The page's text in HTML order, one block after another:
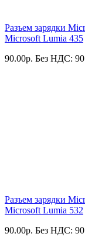
Разъем зарядки
Microsoft Lumia 435
90.00р. Без НДС:
Разъем зарядки
Microsoft Lumia 532
90.00р. Без НДС: